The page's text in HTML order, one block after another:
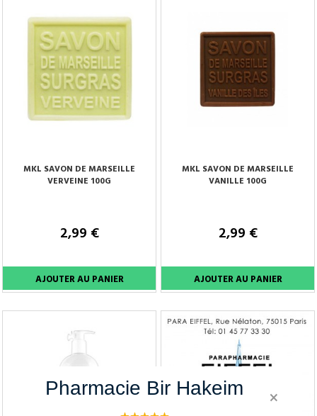
×
Pharmacie Bir Hakeim
MKL SAVON DE MARSEILLE
VERVEINE 100G
2,99 €
MKL SAVON DE MARSEILLE
VANILLE 100G
2,99 €